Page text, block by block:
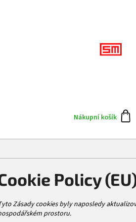
Nákupní košík
Policy
Zásady cookies byly naposledy
prostoru.